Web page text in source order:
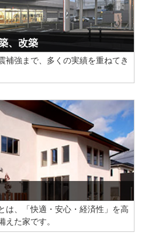
、改築
補強まで、多くの実績を重ねてき
は、「快適・安心・経済性」を高
えた家です。